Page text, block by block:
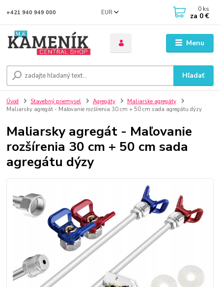
Menu
EUR
Hľadať
+421 940 949 000 0 ks
za 0 €
Úvod Stavebný priemysel Agregáty
Maliarske agregáty
Maliarsky agregát - Maľovanie rozšírenia 30 cm + 50 cm sada agregátu dýzy
Maliarsky agregát - Maľovanie
rozšírenia 30 cm + 50 cm sada
agregátu dýzy